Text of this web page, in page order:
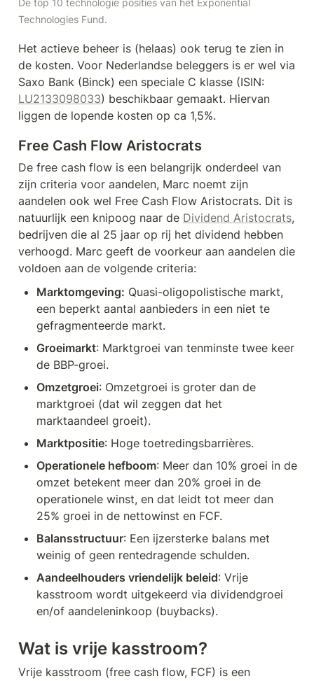
De top 10 technologie posities van het Exponential
Technologies Fund.
Het actieve beheer is (helaas) ook terug te zien in
de kosten. Voor Nederlandse beleggers is er wel via
LU2133098033) beschikbaar gemaakt. Hiervan
liggen de lopende kosten op ca 1,5%.
Free Cash Flow Aristocrats
De free cash flow is een belangrijk onderdeel van
zijn criteria voor aandelen, Marc noemt zijn
aandelen ook wel Free Cash Flow Aristocrats. Dit is
natuurlijk een knipoog naar de Dividend Aristocrats,
bedrijven die al 25 jaar op rij het dividend hebben
verhoogd. Marc geeft de voorkeur aan aandelen die
voldoen aan de volgende criteria:
Marktomgeving: Quasi-oligopolistische markt,
een beperkt aantal aanbieders in een niet te
gefragmenteerde markt.
Groeimarkt: Marktgroei van tenminste twee keer
de BBP-groei.
Omzetgroei: Omzetgroei is groter dan de
marktgroei (dat wil zeggen dat het
marktaandeel groeit).
Marktpositie: Hoge toetredingsbarrières.
Operationele hefboom: Meer dan 10% groei in de
omzet betekent meer dan 20% groei in de
operationele winst, en dat leidt tot meer dan
25% groei in de nettowinst en FCF.
Balansstructuur: Een ijzersterke balans met
weinig of geen rentedragende schulden.
Aandeelhouders vriendelijk beleid: Vrije
kasstroom wordt uitgekeerd via dividendgroei
en/of aandeleninkoop (buybacks).
Wat is vrije kasstroom?
Vrije kasstroom (free cash flow, FCF) is een